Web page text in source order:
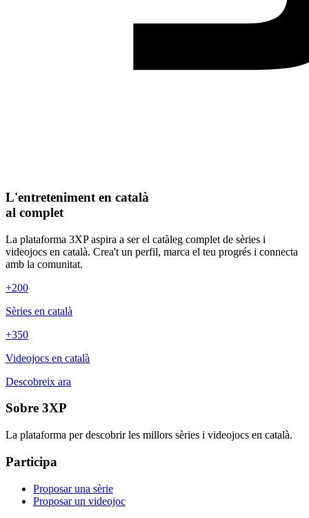
L'entreteniment en català
al complet
La plataforma 3XP aspira a ser el catàleg complet de sèries i
videojocs en català. Crea't un perfil, marca el teu progrés i connecta
amb la comunitat.
+200
Sèries en català
+350
Videojocs en català
Descobreix ara
Sobre 3XP
La plataforma per descobrir les millors sèries i videojocs en català.
Participa
Proposar una sèrie
Proposar un videojoc